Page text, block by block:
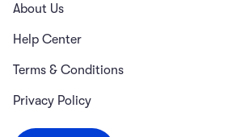
About Us
Help Center
Terms & Conditions
Privacy Policy